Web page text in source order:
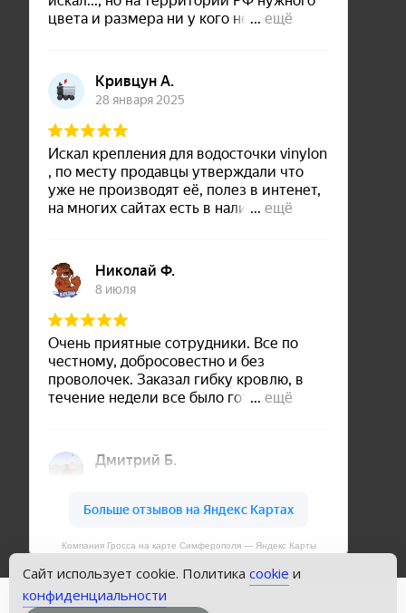
Компания Гросса на карте Симферополя — Яндекс Карты
Сайт использует cookie. Политика cookie и
конфиденциальности